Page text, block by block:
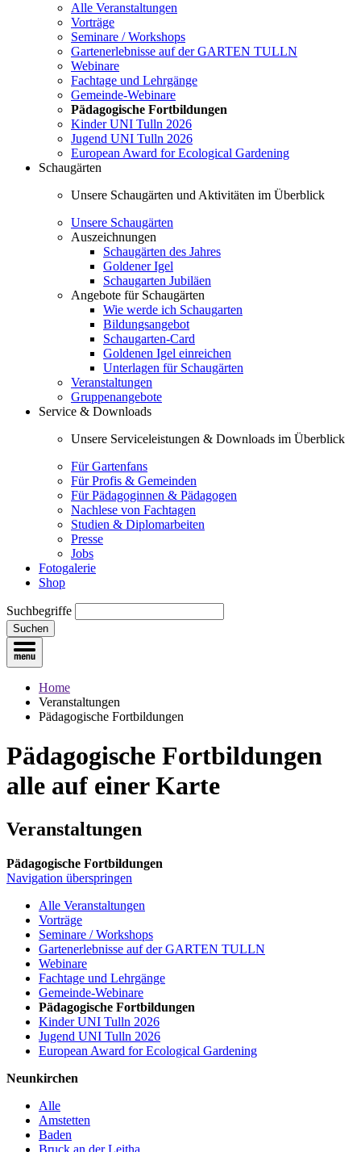
Alle Veranstaltungen
Vorträge
Seminare / Workshops
Gartenerlebnisse auf der GARTEN TULLN
Webinare
Fachtage und Lehrgänge
Gemeinde-Webinare
Pädagogische Fortbildungen
Kinder UNI Tulln 2026
Jugend UNI Tulln 2026
European Award for Ecological Gardening
Schaugärten
Unsere Schaugärten und Aktivitäten im Überblick
Unsere Schaugärten
Auszeichnungen
Schaugärten des Jahres
Goldener Igel
Schaugarten Jubiläen
Angebote für Schaugärten
Wie werde ich Schaugarten
Bildungsangebot
Schaugarten-Card
Goldenen Igel einreichen
Unterlagen für Schaugärten
Veranstaltungen
Gruppenangebote
Service & Downloads
Unsere Serviceleistungen & Downloads im Überblick
Für Gartenfans
Für Profis & Gemeinden
Für Pädagoginnen & Pädagogen
Nachlese von Fachtagen
Studien & Diplomarbeiten
Presse
Jobs
Fotogalerie
Shop
Suchbegriffe
Suchen
Home
Veranstaltungen
Pädagogische Fortbildungen
Pädagogische Fortbildungen
alle auf einer Karte
Veranstaltungen
Pädagogische Fortbildungen
Navigation überspringen
Alle Veranstaltungen
Vorträge
Seminare / Workshops
Gartenerlebnisse auf der GARTEN TULLN
Webinare
Fachtage und Lehrgänge
Gemeinde-Webinare
Pädagogische Fortbildungen
Kinder UNI Tulln 2026
Jugend UNI Tulln 2026
European Award for Ecological Gardening
Neunkirchen
Alle
Amstetten
Baden
Bruck an der Leitha